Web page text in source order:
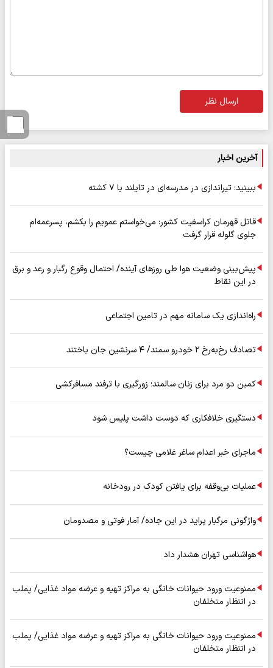
ارسال نظر
آخرین اخبار
ببینید: تیراندازی در مدرسه‌ای در تایلند با ۷ کشته
قاتل قهرمان کراسفیت کشور: می‌خواستم عمویم را بکشم، پسرعمه‌ام
جلوی گلوله قرار گرفت
پیش‌بینی وضعیت هوا طی روزهای آینده/ احتمال وقوع رگبار و رعد و برق
در این نقاط
راه‌اندازی یک سامانه مهم در تامین اجتماعی
تصادف رخ‌به‌رخ ۲ خودرو سمند/ ۴ سرنشین جان باختند
کمین دو مرد برای زنان سالمند؛ زورگیری با ترفند مسافرکشی
دستگیری خلافکاری که دوست داشت پلیس شود
ماجرای خبر اعدام ساغر غلامی چیست؟
عملیات بی‌وقفه برای یافتن کودک در رودخانه
واژگونی مرگبار پراید در این جاده/ آمار فوتی و مصدومان
هواشناسی تهران هشدار داد
ممنوعیت ورود حیوانات خانگی به مراکز تهیه و عرضه مواد غذایی/ پملب
در انتظار متخلفان
ممنوعیت ورود حیوانات خانگی به مراکز تهیه و عرضه مواد غذایی/ پملب
در انتظار متخلفان